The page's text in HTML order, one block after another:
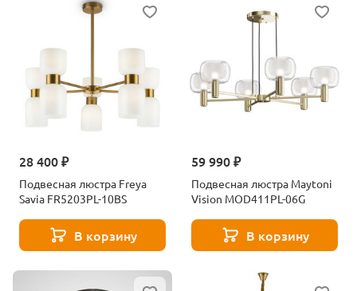
28 400 ₽
Подвесная люстра Freya
Savia FR5203PL-10BS
В корзину
59 990 ₽
Подвесная люстра Maytoni
Vision MOD411PL-06G
В корзину